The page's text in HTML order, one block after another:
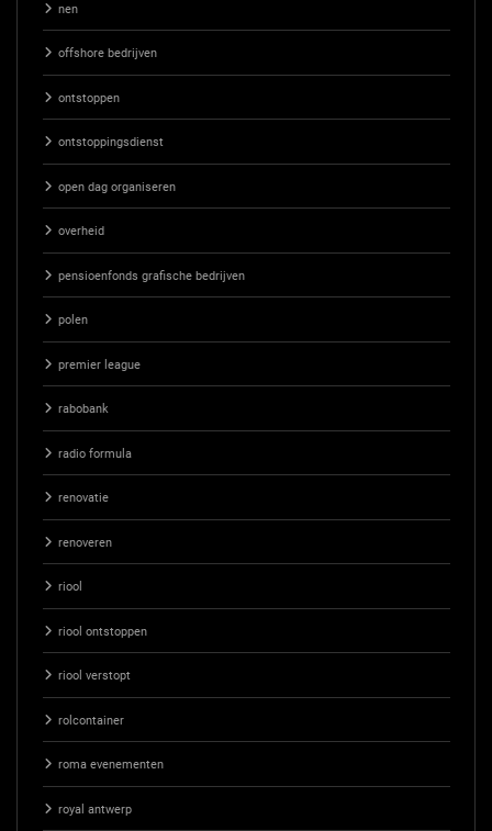
nen
offshore bedrijven
ontstoppen
ontstoppingsdienst
open dag organiseren
overheid
pensioenfonds grafische bedrijven
polen
premier league
rabobank
radio formula
renovatie
renoveren
riool
riool ontstoppen
riool verstopt
rolcontainer
roma evenementen
royal antwerp